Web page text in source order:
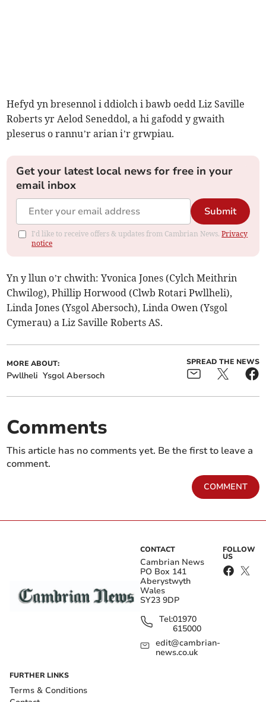
Hefyd yn bresennol i ddiolch i bawb oedd Liz Saville
Roberts yr Aelod Seneddol, a hi gafodd y gwaith
pleserus o rannu’r arian i’r grwpiau.
Get your latest local news for free in your
email inbox
Submit
I'd like to receive offers & updates from Cambrian News.Privacy
notice
Yn y llun o’r chwith: Yvonica Jones (Cylch Meithrin
Chwilog), Phillip Horwood (Clwb Rotari Pwllheli),
Linda Jones (Ysgol Abersoch), Linda Owen (Ysgol
Cymerau) a Liz Saville Roberts AS.
MORE ABOUT:
Pwllheli Ysgol Abersoch
SPREAD THE NEWS
Comments
This article has no comments yet. Be the first to leave a
comment.
COMMENT
CONTACT
Cambrian News
PO Box 141
Aberystwyth
Wales
SY23 9DP
Tel:01970
615000
edit@cambrian-
news.co.uk
FOLLOW
US
FURTHER LINKS
Terms & Conditions